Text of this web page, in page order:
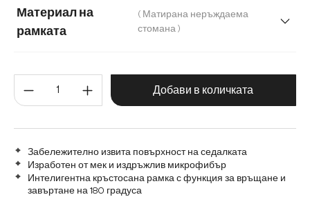
Материал на
рамката
( Матирана неръждаема
стомана )
Графитена неръждаема стомана Дъб
Количество на продукта:
Добави в количката
Забележително извита повърхност на седалката
Изработен от мек и издръжлив микрофибър
Интелигентна кръстосана рамка с функция за връщане и
завъртане на 180 градуса